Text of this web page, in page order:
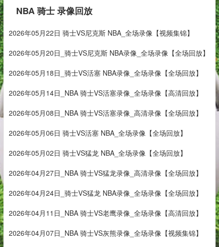
NBA 骑士 录像回放
2026年05月22日 骑士VS尼克斯 NBA_全场录像【视频集锦】
2026年05月20日_骑士VS尼克斯 NBA录像_全场录像【全场回放】
2026年05月18日_骑士VS活塞 NBA录像_全场录像【全场回放】
2026年05月14日_NBA 骑士VS活塞录像_全场录像【高清回放】
2026年05月08日_NBA 骑士VS活塞录像_高清录像【全场回放】
2026年05月06日 骑士VS活塞 NBA_全场录像【全场回放】
2026年05月02日 骑士VS猛龙 NBA_全场录像【全场回放】
2026年04月27日_NBA 骑士VS猛龙录像_高清录像【全场回放】
2026年04月24日_骑士VS猛龙 NBA录像_全场录像【全场回放】
2026年04月11日_NBA 骑士VS老鹰录像_全场录像【高清回放】
2026年04月07日_NBA 骑士VS灰熊录像_全场录像【视频集锦】